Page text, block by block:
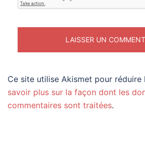
Ce site utilise Akismet pour réduire
savoir plus sur la façon dont les
commentaires sont traitées.